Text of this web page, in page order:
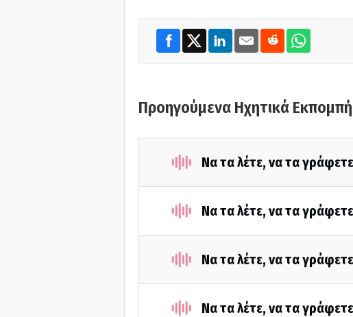
Προηγούμενα Ηχητικά
Να τα λέτε, να τα
Να τα λέτε, να τα
Να τα λέτε, να τα
Να τα λέτε, να τα